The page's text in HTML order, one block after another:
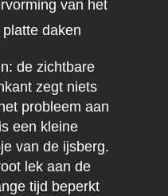
van het
daken
de zichtbare
zegt niets
probleem aan
een kleine
van de ijsberg.
lek aan de
tijd beperkt